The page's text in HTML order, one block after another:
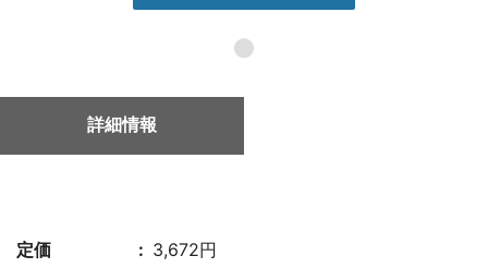
●
詳細情報
定価
3,672円